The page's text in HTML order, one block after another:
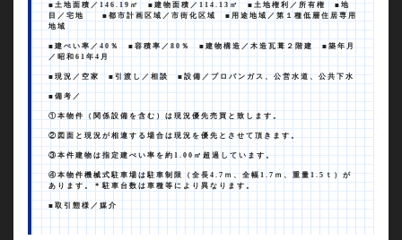
■土地面積／ 146.19 ㎡ ■建物面積／ 114.13 ㎡ ■土地権利／所有権 ■地
目／宅地 ■都市計画区域／市街化区域 ■用途地域／第１種低層住居専用
地域
■建ぺい率／ 40 ％ ■ 容積率／ 80 ％ ■建物構造／木造瓦葺２階建 ■築年月
／昭和 61 年 4 月
■現況／空家 ■引渡し／相談 ■設備／プロパンガス、公営水道、公共下水
■備考／
①本物件（関係設備を含む）は現況優先売買と致します。
②図面と現況が相違する場合は現況を優先とさせて頂きます。
③本件建物は指定建ぺい率を約 1.00 ㎡超過しています。
④本物件機械式駐車場は駐車制限（全長 4.7 ｍ、全幅 1.7 ｍ、重量 1.5 ｔ）が
あります。＊ 駐車台数は車種等により異なります。
■取引態様／媒介